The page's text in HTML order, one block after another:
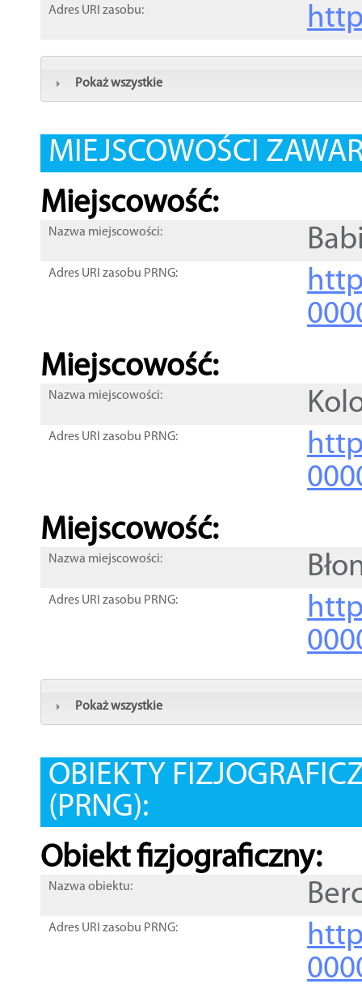
Adres URI zasobu:
Pokaż wszystkie
MIEJSCOWOŚCI
Miejscowość:
Nazwa miejscowości:
Adres URI zasobu PRNG:
Miejscowość:
Nazwa miejscowości:
Adres URI zasobu PRNG:
Miejscowość:
Nazwa miejscowości:
Adres URI zasobu PRNG:
Pokaż wszystkie
OBIEKTY
(PRNG):
Obiekt fizjograficzny:
Nazwa obiektu:
Adres URI zasobu PRNG: